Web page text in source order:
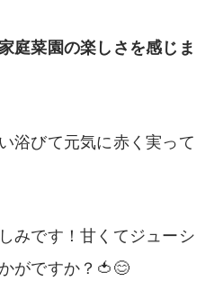
庭菜園の楽しさを感じま
浴びて元気に赤く実って
みです！甘くてジューシ
がですか？🍅😊